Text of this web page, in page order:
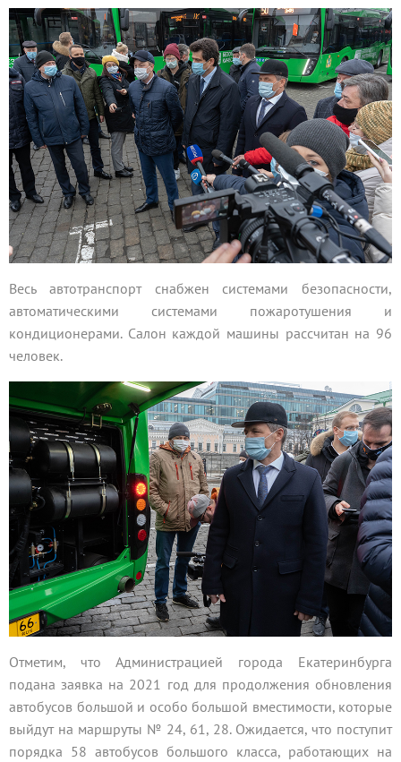
Весь автотранспорт снабжен системами безопасности,
автоматическими системами пожаротушения и
кондиционерами. Салон каждой машины рассчитан на 96
человек.
Отметим, что Администрацией города Екатеринбурга
подана заявка на 2021 год для продолжения обновления
автобусов большой и особо большой вместимости, которые
выйдут на маршруты № 24, 61, 28. Ожидается, что поступит
порядка 58 автобусов большого класса, работающих на